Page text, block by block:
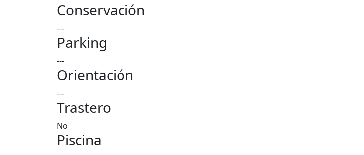
Conservación
---
Parking
---
Orientación
---
Trastero
No
Piscina